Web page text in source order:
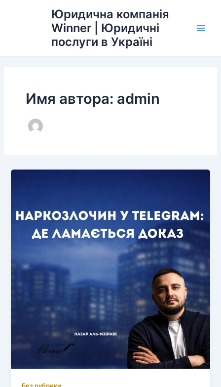
Юридична компанія
Winner | Юридичні
послуги в Україні
Имя автора: admin